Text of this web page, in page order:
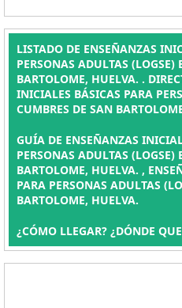
LISTADO DE ENSEÑANZAS
PERSONAS ADULTAS (LOGSE)
BARTOLOME, HUELVA. .
INICIALES BÁSICAS PARA
CUMBRES DE SAN
GUÍA DE ENSEÑANZAS
PERSONAS ADULTAS (LOGSE)
BARTOLOME, HUELVA. ,
PARA PERSONAS ADULTAS
BARTOLOME, HUELVA.
¿CÓMO LLEGAR? ¿DÓNDE